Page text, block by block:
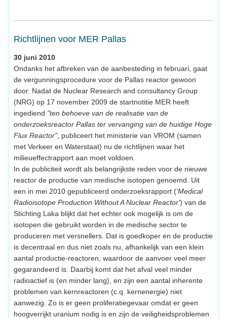
Richtlijnen voor MER Pallas
30 juni 2010
Ondanks het afbreken van de aanbesteding in februari, gaat
de vergunningsprocedure voor de Pallas reactor gewoon
door. Nadat de Nuclear Research and consultancy Group
(NRG) op 17 november 2009 de startnotitie MER heeft
ingediend "ten behoeve van de realisatie van de
onderzoeksreactor Pallas ter vervanging van de huidige Hoge
Flux Reactor", publiceert het ministerie van VROM (samen
met Verkeer en Waterstaat) nu de richtlijnen waar het
milieueffectrapport aan moet voldoen.
In de publiciteit wordt als belangrijkste reden voor de nieuwe
reactor de productie van medische isotopen genoemd. Uit
een in mei 2010 gepubliceerd onderzoeksrapport ('Medical
Radioisotope Production Without A Nuclear Reactor') van de
Stichting Laka blijkt dat het echter ook mogelijk is om de
isotopen die gebruikt worden in de medische sector te
produceren met versnellers. Dat is goedkoper en de productie
is decentraal en dus niet zoals nu, afhankelijk van een klein
aantal productie-reactoren, waardoor de aanvoer veel meer
gegarandeerd is. Daarbij komt dat het afval veel minder
radioactief is (en minder lang), en zijn een aantal inherente
problemen van kernreactoren (c.q. kernenergie) niet
aanwezig. Zo is er geen proliferatiegevaar omdat er geen
hoogverrijkt uranium nodig is en zijn de veiligheidsproblemen